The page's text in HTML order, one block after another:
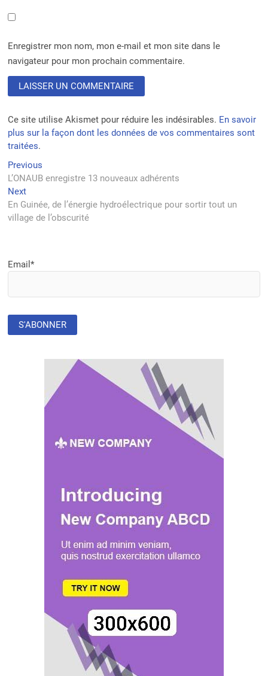
Enregistrer mon nom, mon e-mail et mon site dans le
navigateur pour mon prochain commentaire.
Ce site utilise Akismet pour réduire les indésirables. En savoir
plus sur la façon dont les données de vos commentaires sont
traitées.
Navigation
de
l’article
Previous
post:
L’ONAUB enregistre 13 nouveaux adhérents
NextNext
post:
En Guinée, de l’énergie hydroélectrique pour sortir tout un
village de l’obscurité
Email*